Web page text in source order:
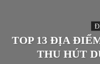
TOP 13 ĐỊA
THU HÚT